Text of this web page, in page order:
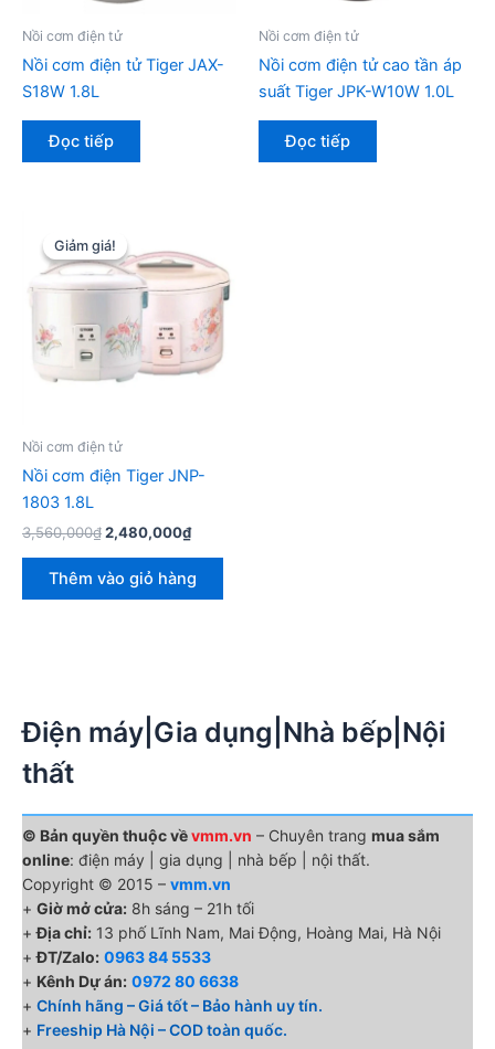
Nồi cơm điện tử
Nồi cơm điện tử Tiger JAX-
S18W 1.8L
Đọc tiếp
Nồi cơm điện tử
Nồi cơm điện tử cao tần áp
suất Tiger JPK-W10W 1.0L
Đọc tiếp
Giảm giá!
Giảm giá!
Nồi cơm điện tử
Nồi cơm điện Tiger JNP-
1803 1.8L
3,560,000₫Giá
là:
3,560,000₫.
2,480,000₫Giá
là:
Thêm vào giỏ hàng
Điện máy|Gia dụng|Nhà bếp|Nội
thất
© Bản quyền thuộc vềvmm.vn – Chuyên trang mua sắm
online: điện máy | gia dụng | nhà bếp | nội thất.
Copyright © 2015 – vmm.vn
+ Giờ mở cửa: 8h sáng – 21h tối
+Địa chỉ: 13 phố Lĩnh Nam, Mai Động, Hoàng Mai, Hà Nội
+ĐT/Zalo: 0963 84 5533
+ Kênh Dự án: 0972 80 6638
+ Chính hãng – Giá tốt – Bảo hành uy tín.
+ Freeship Hà Nội – COD toàn quốc.